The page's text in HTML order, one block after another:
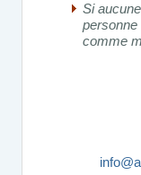
Si
comme